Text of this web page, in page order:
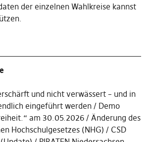
der einzelnen Wahlkreise kannst
.
und nicht verwässert – und in
eingeführt werden
Demo
am 30.05.2026
Änderung des
Hochschulgesetzes (NHG)
CSD